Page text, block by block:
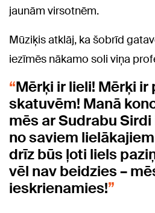
jaunām virsotnēm.
Mūziķis atklāj, ka šobrīd
iezīmēs nākamo soli viņa
Mērķi ir lieli! Mērķi ir
skatuvēm! Manā
mēs ar Sudrabu
no saviem
drīz būs ļoti liels
vēl nav beidzies –
ieskrienamies!